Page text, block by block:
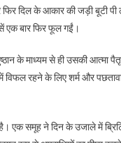
फिर दिल के आकार की जड़ी
एक बार फिर फूल गईं।
के माध्यम से ही उसकी आत्मा
रहने के लिए शर्म और
एक समूह ने दिन के उजाले में